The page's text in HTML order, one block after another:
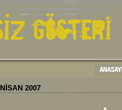
NİSAN 2007